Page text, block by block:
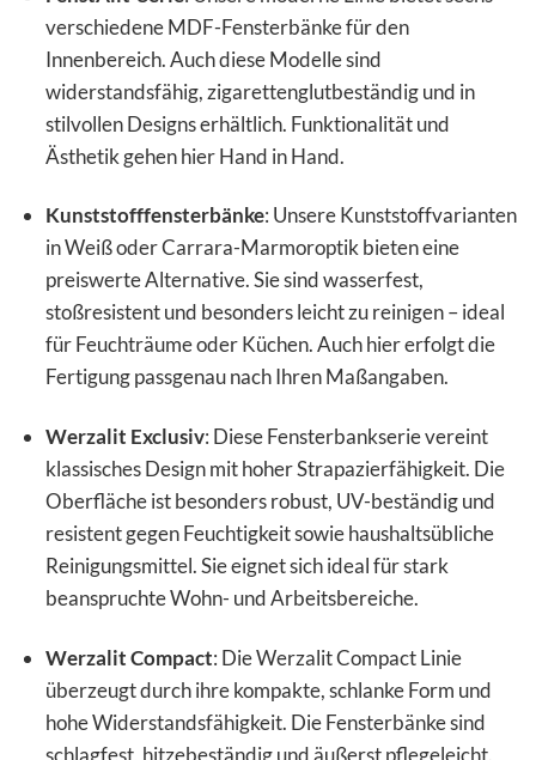
verschiedene MDF-Fensterbänke für den
Innenbereich. Auch diese Modelle sind
widerstandsfähig, zigarettenglutbeständig und in
stilvollen Designs erhältlich. Funktionalität und
Ästhetik gehen hier Hand in Hand.
Kunststofffensterbänke: Unsere Kunststoffvarianten
in Weiß oder Carrara-Marmoroptik bieten eine
preiswerte Alternative. Sie sind wasserfest,
stoßresistent und besonders leicht zu reinigen – ideal
für Feuchträume oder Küchen. Auch hier erfolgt die
Fertigung passgenau nach Ihren Maßangaben.
Werzalit Exclusiv: Diese Fensterbankserie vereint
klassisches Design mit hoher Strapazierfähigkeit. Die
Oberfläche ist besonders robust, UV-beständig und
resistent gegen Feuchtigkeit sowie haushaltsübliche
Reinigungsmittel. Sie eignet sich ideal für stark
beanspruchte Wohn- und Arbeitsbereiche.
Werzalit Compact: Die Werzalit Compact Linie
überzeugt durch ihre kompakte, schlanke Form und
hohe Widerstandsfähigkeit. Die Fensterbänke sind
schlagfest, hitzebeständig und äußerst pflegeleicht.